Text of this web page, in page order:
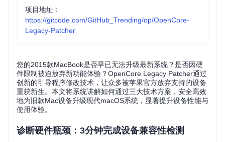
项目地址：
https://gitcode.com/GitHub_Trending/op/OpenCore-
Legacy-Patcher
您的2015款MacBook是否早已无法升级最新系统？是否因硬
件限制被迫放弃新功能体验？OpenCore Legacy Patcher通过
创新的引导程序修改技术，让众多被苹果官方放弃支持的设备
重获新生。本文将系统讲解如何通过三大技术方案，安全高效
地为旧款Mac设备升级现代macOS系统，显著提升设备性能与
使用体验。
诊断硬件瓶颈：3分钟完成设备兼容性检测